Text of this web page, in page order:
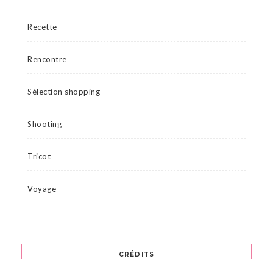
Recette
Rencontre
Sélection shopping
Shooting
Tricot
Voyage
CRÉDITS